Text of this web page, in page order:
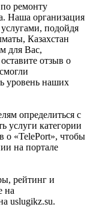
ремонту
Наша организация
подойдя
Казахстан
для Вас,
отзыв о
уровень наших
определиться с
услуги категории
о «TelePort», чтобы
на портале
рейтинг и
на
uslugikz.su.